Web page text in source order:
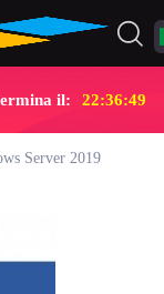
il: 22:36:49
Server 2019